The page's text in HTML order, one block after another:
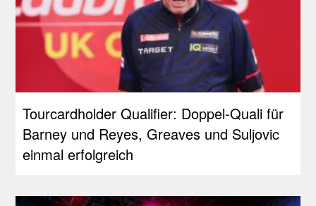
Tourcardholder Qualifier: Doppel-Quali für
Barney und Reyes, Greaves und Suljovic
einmal erfolgreich